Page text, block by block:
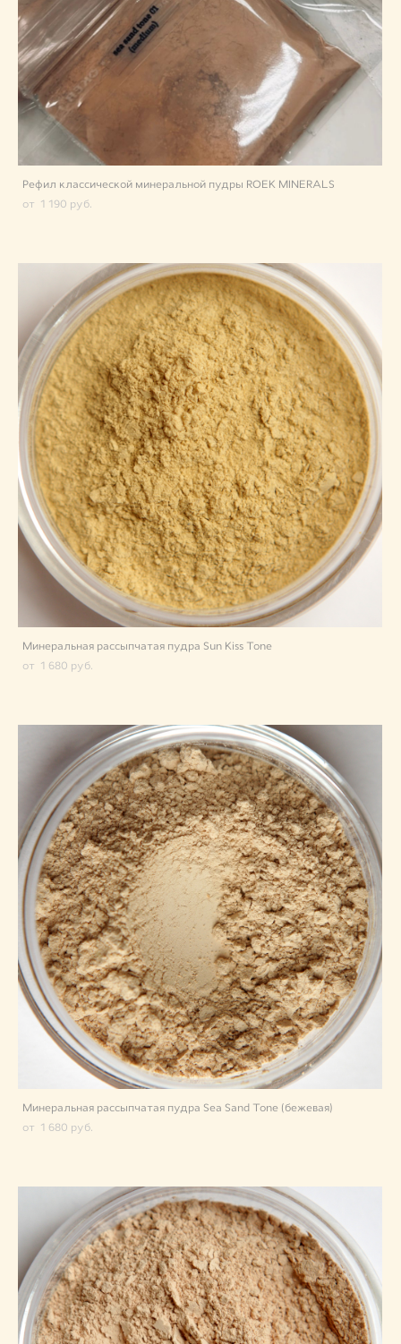
Рефил классической минеральной пудры ROEK MINERALS
от 1 190 pуб.
Минеральная рассыпчатая пудра Sun Kiss Tone
от 1 680 pуб.
Минеральная рассыпчатая пудра Sea Sand Tone (бежевая)
от 1 680 pуб.